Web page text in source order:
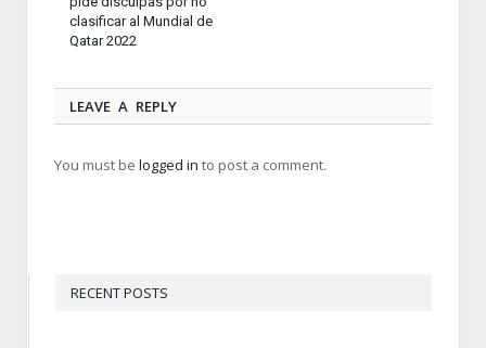
clasificar al Mundial de
Qatar 2022
LEAVE A REPLY
You must be logged in to post a comment.
RECENT POSTS